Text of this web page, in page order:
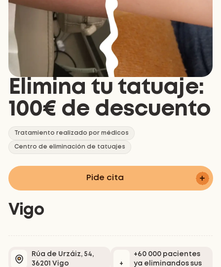
Elimina tu tatuaje:
100€ de descuento
Tratamiento realizado por médicos
Centro de eliminación de tatuajes
Pide cita
Vigo
Rúa de Urzáiz, 54,
36201 Vigo
+
+60 000 pacientes
ya eliminandos sus
↓VER MÁS RESULTADOS↓